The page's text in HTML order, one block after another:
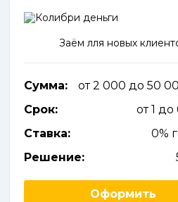
Заём лля новых
Сумма:
от 2 000 до 50
Срок:
от 1
Ставка:
0%
Решение:
Оформить